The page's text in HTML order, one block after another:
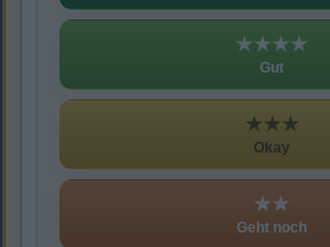
★★★★
Gut
★★★
Okay
★★
Geht noch